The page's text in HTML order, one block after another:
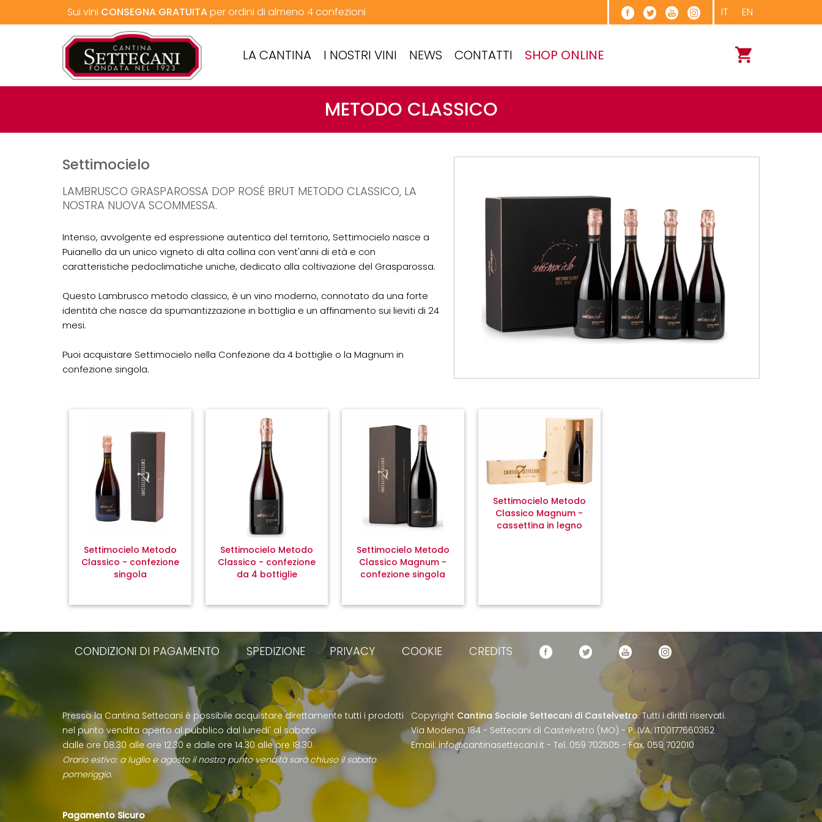
Sui vini CONSEGNA GRATUITAper ordini di almeno 4 confezioni IT EN
LA CANTINA I NOSTRI VINI NEWS CONTATTI SHOP ONLINE
METODO CLASSICO
Settimocielo
LAMBRUSCO GRASPAROSSA DOP ROSÉ BRUT METODO CLASSICO, LA
NOSTRA NUOVA SCOMMESSA.
Intenso, avvolgente ed espressione autentica del territorio, Settimocielo nasce a
Puianello da un unico vigneto di alta collina con vent'anni di età e con
caratteristiche pedoclimatiche uniche, dedicato alla coltivazione del Grasparossa.
Questo Lambrusco metodo classico, è un vino moderno, connotato da una forte
identità che nasce da spumantizzazione in bottiglia e un affinamento sui lieviti di 24
mesi.
Puoi acquistare Settimocielo nella Confezione da 4 bottiglie o la Magnum in
confezione singola.
Settimocielo Metodo
Classico - confezione
singola
Settimocielo Metodo
Classico - confezione
da 4 bottiglie
Settimocielo Metodo
Classico Magnum -
confezione singola
Settimocielo Metodo
Classico Magnum -
cassettina in legno
CONDIZIONI DI PAGAMENTO SPEDIZIONE PRIVACY COOKIE CREDITS
Presso la Cantina Settecani è possibile acquistare direttamente tutti i prodotti
nel punto vendita aperto al pubblico dal lunedi' al sabato
dalle ore 08.30 alle ore 12.30 e dalle ore 14.30 alle ore 18.30.
Orario estivo: a luglio e agosto il nostro punto vendità sarà chiuso il sabato
pomeriggio.
Pagamento Sicuro
Copyright Cantina Sociale Settecani di Castelvetro. Tutti i diritti riservati.
Via Modena, 184 - Settecani di Castelvetro (MO) - P. IVA: IT00177660362
Email:info@cantinasettecani.it - Tel. 059 702505 - Fax. 059 702010